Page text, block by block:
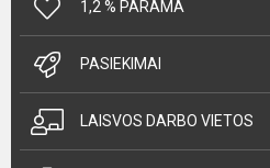
1,2 % PARAMA
PASIEKIMAI
LAISVOS DARBO VIETOS